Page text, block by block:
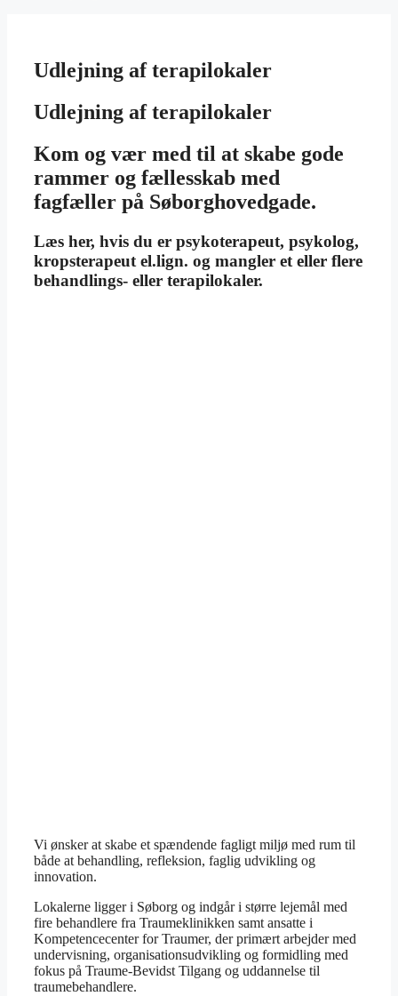
Udlejning af terapilokaler
Udlejning af terapilokaler
Kom og vær med til at skabe gode
rammer og fællesskab med
fagfæller på Søborghovedgade.
Læs her, hvis du er psykoterapeut, psykolog,
kropsterapeut el.lign. og mangler et eller flere
behandlings- eller terapilokaler.
Vi ønsker at skabe et spændende fagligt miljø med rum til
både at behandling, refleksion, faglig udvikling og
innovation.
Lokalerne ligger i Søborg og indgår i større lejemål med
fire behandlere fra Traumeklinikken samt ansatte i
Kompetencecenter for Traumer, der primært arbejder med
undervisning, organisationsudvikling og formidling med
fokus på Traume-Bevidst Tilgang og uddannelse til
traumebehandlere.